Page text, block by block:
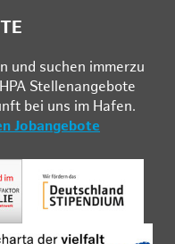
und su­chen im­mer­zu
Stel­len­an­ge­bo­te
bei uns im Ha­fen.
Jobangebote